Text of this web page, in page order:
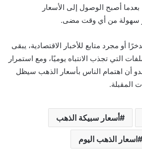
أصبح الوصول إلى الأسعار
سهولة من أي وقت مضى.
أو مجرد متابع للأخبار الاقتصادية، يبقى
التي تجذب الانتباه يوميًا، ومع استمرار
أن اهتمام الناس بأسعار الذهب سيظل
المقبلة.
أسعار سبيكة الذهب
اسعار الذهب اليوم